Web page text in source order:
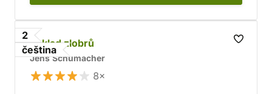
2
čeština
Poklad zlobrů
Jens Schumacher
8×